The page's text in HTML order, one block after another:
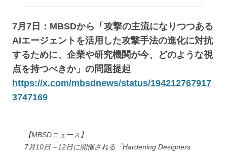
7月7日：MBSDから「攻撃の主流になりつつある
AIエージェントを活用した攻撃手法の進化に対抗
するために、企業や研究機関が今、どのような視
点を持つべきか」の問題提起
https://x.com/mbsdnews/status/194212767917
3747169
【MBSDニュース】
7月10日～12日に開催される「Hardening Designers